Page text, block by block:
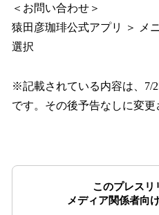
＜お問い合わせ＞
猿田彦珈琲公式アプリ ＞
選択
※記載されている内容は、7/
です。その後予告なしに変更
このプレスリ
メディア関係者向